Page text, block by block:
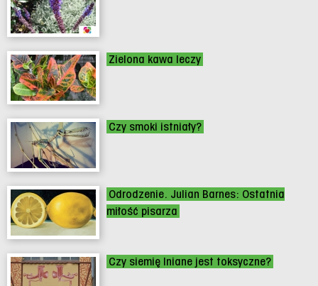
Zielona kawa leczy
Czy smoki istniały?
Odrodzenie. Julian Barnes: Ostatnia
miłość pisarza
Czy siemię lniane jest toksyczne?